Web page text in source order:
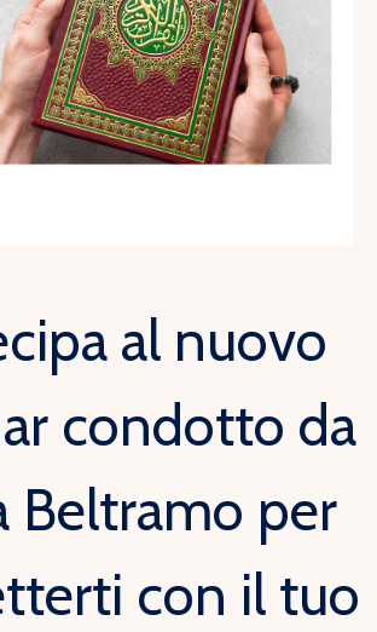
al nuovo
condotto da
Beltramo per
con il tuo